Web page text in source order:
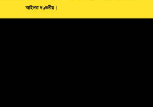
আইনত দণ্ডনীয়।